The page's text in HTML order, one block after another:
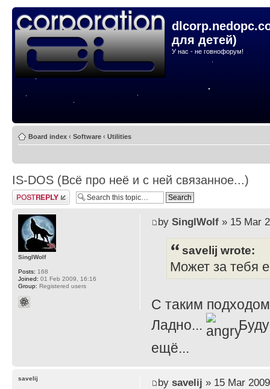
для детей)
У нас - не говнофорум!
Board index ‹ Software ‹ Utilities
IS-DOS (Всё про неё и с ней связанное...)
Post a reply
by SinglWolf» 15 Mar
savelij wrote:
Может за тебя
С таким
Ладно...
Буду
ещё...
SinglWolf
Posts: 168
Joined: 01 Feb 2009, 16:16
Group: Registered users
by savelij » 15 Mar
savelij